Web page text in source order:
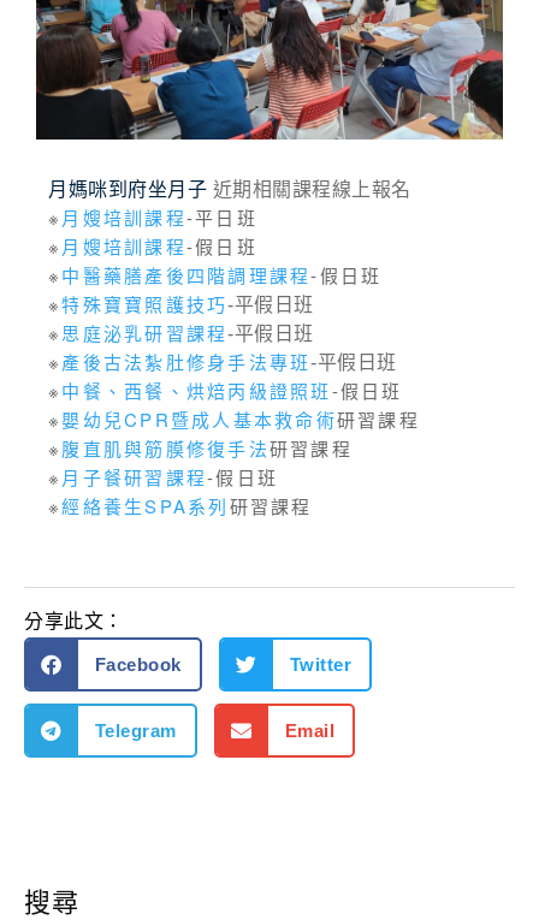
月媽咪到府坐月子 近期相關課程線上報名
※ 月嫂培訓課程-平日班
※ 月嫂培訓課程-假日班
※中醫藥膳產後四階調理課程-假日班
※特殊寶寶照護技巧-平假日班
※思庭泌乳研習課程-平假日班
※產後古法紮肚修身手法專班-平假日班
※中餐、西餐、烘焙丙級證照班-假日班
※嬰幼兒CPR暨成人基本救命術研習課程
※腹直肌與筋膜修復手法研習課程
※ 月子餐研習課程-假日班
※經絡養生SPA系列研習課程
分享此文：
Facebook Twitter
Telegram Email
搜尋